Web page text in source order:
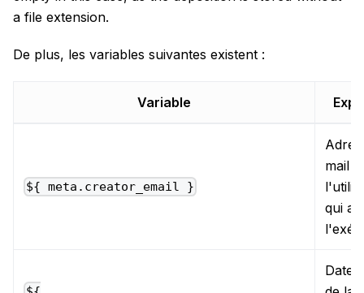
a file extension.
De plus, les variables suivantes existent :
Variable
${ meta.creator_email }
mail
qui a
Date